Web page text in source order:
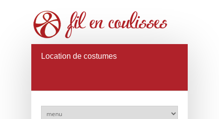
Location de costumes